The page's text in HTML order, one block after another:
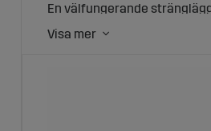
En välfungerande
som säkerställer att din
Vårt sortiment omfattar